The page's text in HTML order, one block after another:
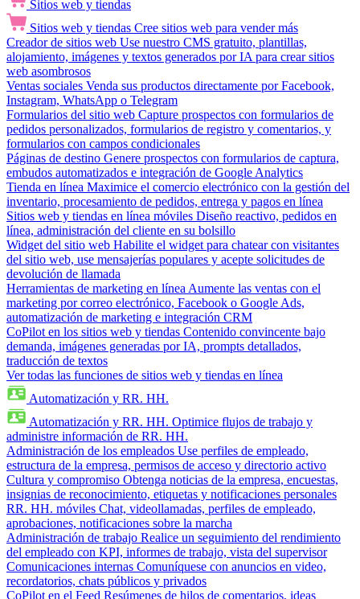
Sitios web y tiendas
Sitios web y tiendas Cree sitios web para vender más
Creador de sitios web Use nuestro CMS gratuito, plantillas,
alojamiento, imágenes y textos generados por IA para crear sitios
web asombrosos
Ventas sociales Venda sus productos directamente por Facebook,
Instagram, WhatsApp o Telegram
Formularios del sitio web Capture prospectos con formularios de
pedidos personalizados, formularios de registro y comentarios, y
formularios con campos condicionales
Páginas de destino Genere prospectos con formularios de captura,
embudos automatizados e integración de Google Analytics
Tienda en línea Maximice el comercio electrónico con la gestión del
inventario, procesamiento de pedidos, entrega y pagos en línea
Sitios web y tiendas en línea móviles Diseño reactivo, pedidos en
línea, administración del cliente en su bolsillo
Widget del sitio web Habilite el widget para chatear con visitantes
del sitio web, use mensajerías populares y acepte solicitudes de
devolución de llamada
Herramientas de marketing en línea Aumente las ventas con el
marketing por correo electrónico, Facebook o Google Ads,
automatización de marketing e integración CRM
CoPilot en los sitios web y tiendas Contenido convincente bajo
demanda, imágenes generadas por IA, prompts detallados,
traducción de textos
Ver todas las funciones de sitios web y tiendas en línea
Automatización y RR. HH.
Automatización y RR. HH. Optimice flujos de trabajo y
administre información de RR. HH.
Administración de los empleados Use perfiles de empleado,
estructura de la empresa, permisos de acceso y directorio activo
Cultura y compromiso Obtenga noticias de la empresa, encuestas,
insignias de reconocimiento, etiquetas y notificaciones personales
RR. HH. móviles Chat, videollamadas, perfiles de empleado,
aprobaciones, notificaciones sobre la marcha
Administración de trabajo Realice un seguimiento del rendimiento
del empleado con KPI, informes de trabajo, vista del supervisor
Comunicaciones internas Comuníquese con anuncios en video,
recordatorios, chats públicos y privados
CoPilot en el Feed Resúmenes de hilos de comentarios, ideas